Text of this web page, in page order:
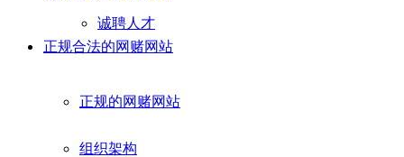
诚聘人才
正规合法的网赌网站
正规的网赌网站
组织架构